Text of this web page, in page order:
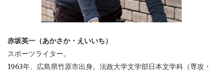
赤坂英一（あかさか・えいいち）
スポーツライター。
1963年、広島県竹原市出身。法政大学文学部日本文学科（専攻・